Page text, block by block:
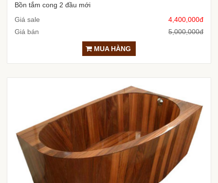
Bồn tắm cong 2 đầu mới
Giá sale
4,400,000đ
Giá bán
5,000,000đ
MUA HÀNG